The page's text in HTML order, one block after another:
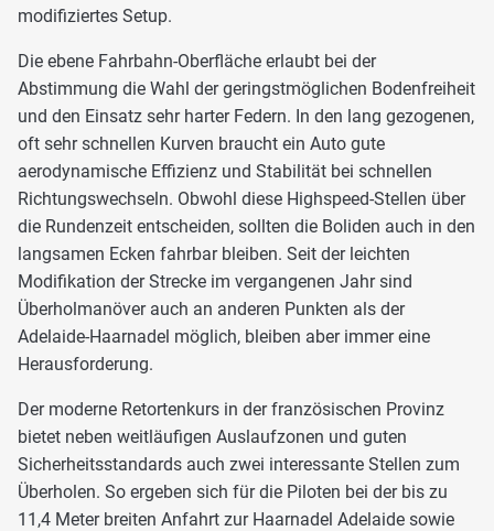
modifiziertes Setup.
Die ebene Fahrbahn-Oberfläche erlaubt bei der
Abstimmung die Wahl der geringstmöglichen Bodenfreiheit
und den Einsatz sehr harter Federn. In den lang gezogenen,
oft sehr schnellen Kurven braucht ein Auto gute
aerodynamische Effizienz und Stabilität bei schnellen
Richtungswechseln. Obwohl diese Highspeed-Stellen über
die Rundenzeit entscheiden, sollten die Boliden auch in den
langsamen Ecken fahrbar bleiben. Seit der leichten
Modifikation der Strecke im vergangenen Jahr sind
Überholmanöver auch an anderen Punkten als der
Adelaide-Haarnadel möglich, bleiben aber immer eine
Herausforderung.
Der moderne Retortenkurs in der französischen Provinz
bietet neben weitläufigen Auslaufzonen und guten
Sicherheitsstandards auch zwei interessante Stellen zum
Überholen. So ergeben sich für die Piloten bei der bis zu
11,4 Meter breiten Anfahrt zur Haarnadel Adelaide sowie